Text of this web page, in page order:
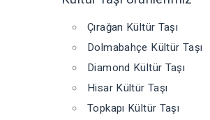
Çırağan Kültür Taşı
Dolmabahçe Kültür Taşı
Diamond Kültür Taşı
Hisar Kültür Taşı
Topkapı Kültür Taşı